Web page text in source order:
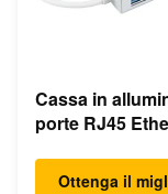
Cassa in
porte RJ45
Ottenga il